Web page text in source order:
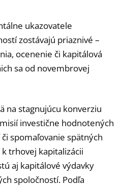
ukazovatele
zostávajú priaznivé –
ocenenie či kapitálová
sa od novembrovej
na stagnujúcu konverziu
investične hodnotených
spomaľovanie spätných
trhovej kapitalizácii
aj kapitálové výdavky
spoločností. Podľa